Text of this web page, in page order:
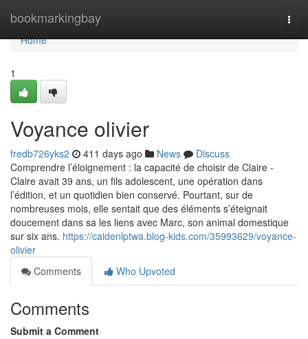
bookmarkingbay
Home
Home
1
Voyance olivier
fredb726yks2 411 days ago News
Discuss
Comprendre l’éloignement : la capacité de choisir de Claire -
Claire avait 39 ans, un fils adolescent, une opération dans
l’édition, et un quotidien bien conservé. Pourtant, sur de
nombreuses mois, elle sentait que des éléments s’éteignait
doucement dans sa les liens avec Marc, son animal domestique
sur six ans. https://caidenlptwa.blog-kids.com/35993629/voyance-
olivier
Comments
Who Upvoted
Comments
Submit a Comment